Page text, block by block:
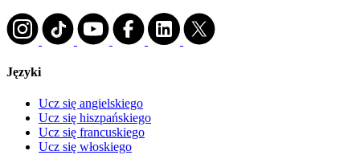
Języki
Ucz się angielskiego
Ucz się hiszpańskiego
Ucz się francuskiego
Ucz się włoskiego